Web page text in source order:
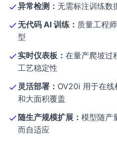
异常检测： 无需标注训练数
无代码 AI 训练： 质量工程
型
实时仪表板： 在量产爬坡过
工艺稳定性
灵活部署： OV20i 用于在
和大面积覆盖
随生产规模扩展： 模型随产
而自适应